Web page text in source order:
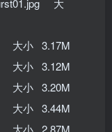
大
大小 3.17M
大小 3.12M
大小 3.20M
大小 3.44M
大小 2.87M